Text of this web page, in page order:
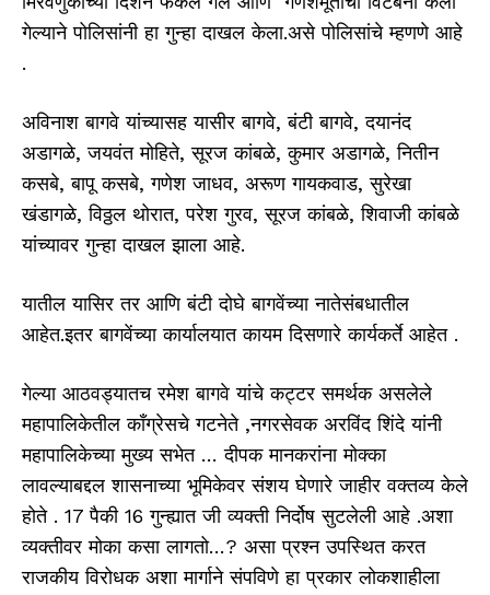
गेल्याने पोलिसांनी हा गुन्हा दाखल केला.असे पोलिसांचे म्हणणे आहे
.
अविनाश बागवे यांच्यासह यासीर बागवे, बंटी बागवे, दयानंद
अडागळे, जयवंत मोहिते, सूरज कांबळे, कुमार अडागळे, नितीन
कसबे, बापू कसबे, गणेश जाधव, अरूण गायकवाड, सुरेखा
खंडागळे, विठ्ठल थोरात, परेश गुरव, सूरज कांबळे, शिवाजी कांबळे
यांच्यावर गुन्हा दाखल झाला आहे.
यातील यासिर तर आणि बंटी दोघे बागवेंच्या नातेसंबधातील
आहेत.इतर बागवेंच्या कार्यालयात कायम दिसणारे कार्यकर्ते आहेत .
गेल्या आठवड्यातच रमेश बागवे यांचे कट्टर समर्थक असलेले
महापालिकेतील कॉंग्रेसचे गटनेते ,नगरसेवक अरविंद शिंदे यांनी
महापालिकेच्या मुख्य सभेत … दीपक मानकरांना मोक्का
लावल्याबद्दल शासनाच्या भूमिकेवर संशय घेणारे जाहीर वक्तव्य केले
होते . 17 पैकी 16 गुन्ह्यात जी व्यक्ती निर्दोष सुटलेली आहे .अशा
व्यक्तीवर मोका कसा लागतो…? असा प्रश्न उपस्थित करत
राजकीय विरोधक अशा मार्गाने संपविणे हा प्रकार लोकशाहीला